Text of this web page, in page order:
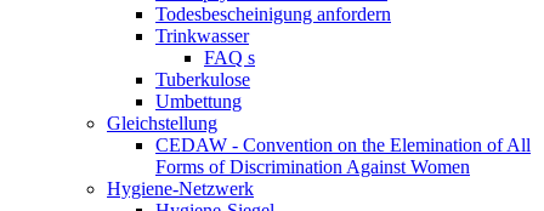
Todesbescheinigung anfordern
Trinkwasser
FAQ s
Tuberkulose
Umbettung
Gleichstellung
CEDAW - Convention on the Elemination of All
Forms of Discrimination Against Women
Hygiene-Netzwerk